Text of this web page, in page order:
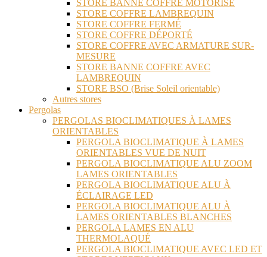
STORE BANNE COFFRE MOTORISÉ
STORE COFFRE LAMBREQUIN
STORE COFFRE FERMÉ
STORE COFFRE DÉPORTÉ
STORE COFFRE AVEC ARMATURE SUR-
MESURE
STORE BANNE COFFRE AVEC
LAMBREQUIN
STORE BSO (Brise Soleil orientable)
Autres stores
Pergolas
PERGOLAS BIOCLIMATIQUES À LAMES
ORIENTABLES
PERGOLA BIOCLIMATIQUE À LAMES
ORIENTABLES VUE DE NUIT
PERGOLA BIOCLIMATIQUE ALU ZOOM
LAMES ORIENTABLES
PERGOLA BIOCLIMATIQUE ALU À
ÉCLAIRAGE LED
PERGOLA BIOCLIMATIQUE ALU À
LAMES ORIENTABLES BLANCHES
PERGOLA LAMES EN ALU
THERMOLAQUÉ
PERGOLA BIOCLIMATIQUE AVEC LED ET